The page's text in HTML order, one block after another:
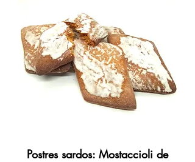
Postres sardos: Mostaccioli de